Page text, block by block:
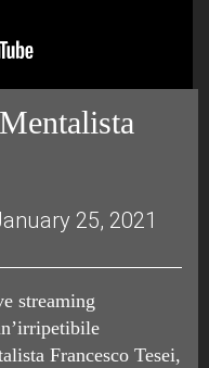
25, 2021
streaming
Francesco Tesei,